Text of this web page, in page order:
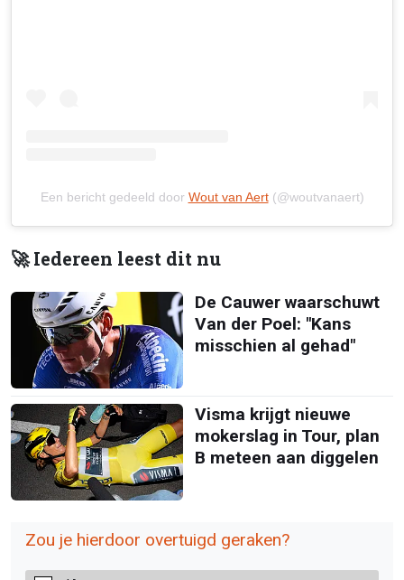
Een bericht gedeeld door Wout van Aert(@woutvanaert)
🚀 Iedereen leest dit nu
De Cauwer waarschuwt
Van der Poel: "Kans
misschien al gehad"
Visma krijgt nieuwe
mokerslag in Tour, plan
B meteen aan diggelen
Zou je hierdoor overtuigd geraken?